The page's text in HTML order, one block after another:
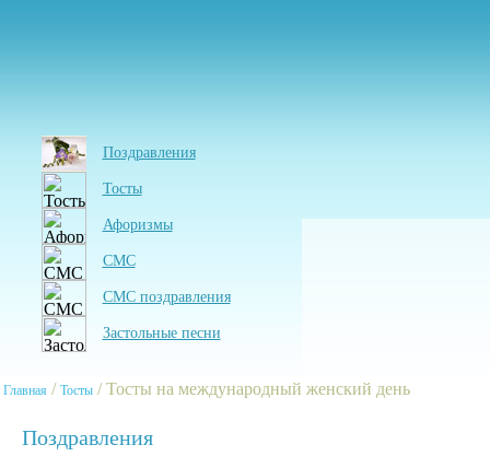
Поздравления
Тосты
Афоризмы
СМС
СМС поздравления
Застольные песни
Главная / Тосты / Тосты на международный женский день
Поздравления